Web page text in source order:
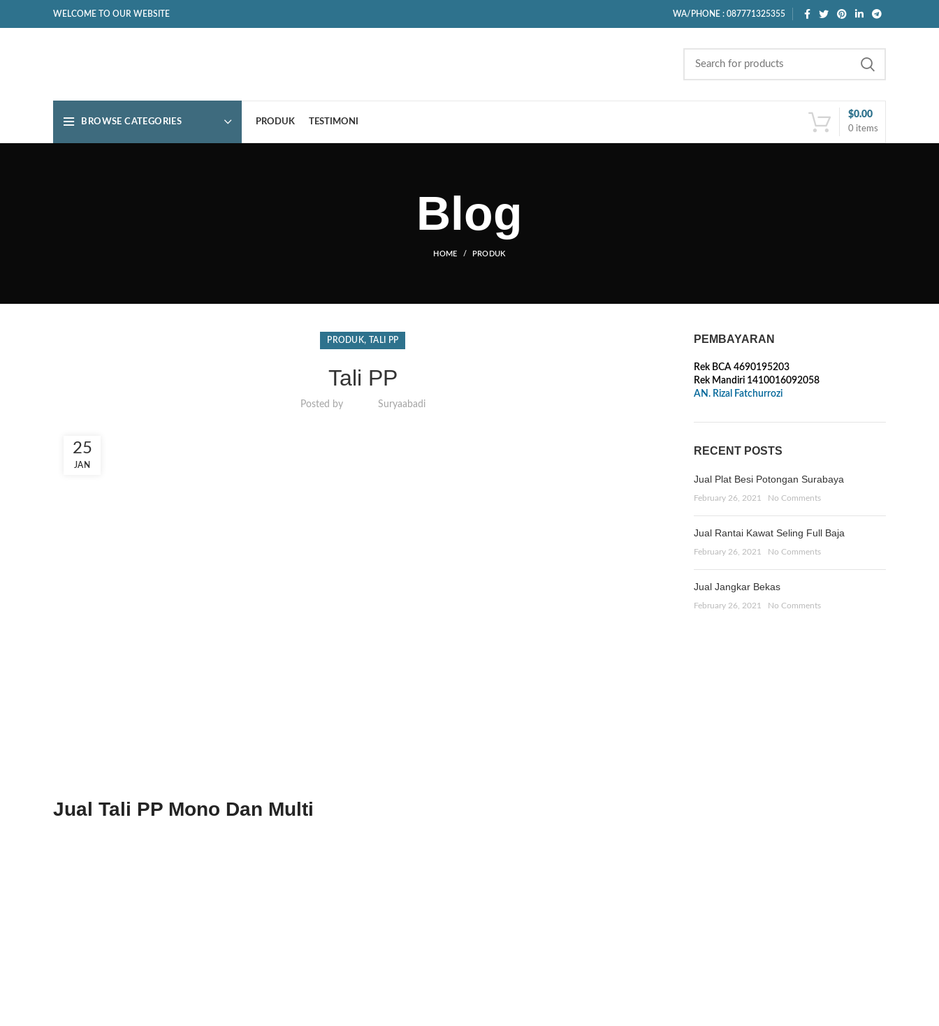
WELCOME TO OUR WEBSITE WA/PHONE : 087771325355
BROWSE CATEGORIES PRODUK TESTIMONI
0 items
$0.00
Blog
HOME PRODUK
PRODUK, TALI PP
Tali PP
Posted by Suryaabadi
25
JAN
Jual Tali PP Mono Dan Multi
PEMBAYARAN
Rek BCA 4690195203
Rek Mandiri 1410016092058
AN. Rizal Fatchurrozi
RECENT POSTS
Jual Plat Besi Potongan Surabaya
February 26, 2021 No Comments
Jual Rantai Kawat Seling Full Baja
February 26, 2021 No Comments
Jual Jangkar Bekas
February 26, 2021 No Comments